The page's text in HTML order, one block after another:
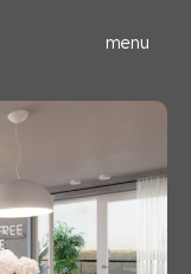
menu